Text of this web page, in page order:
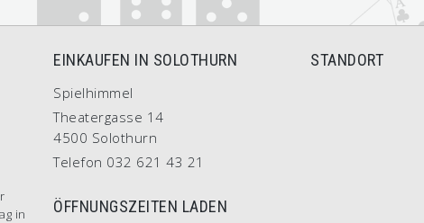
in
EINKAUFEN IN SOLOTHURN
Spielhimmel
Theatergasse 14
4500 Solothurn
Telefon 032 621 43 21
ÖFFNUNGSZEITEN LADEN
STANDORT